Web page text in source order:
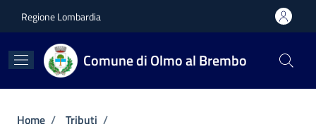
Regione Lombardia
Comune di Olmo al Brembo
Home / Tributi /